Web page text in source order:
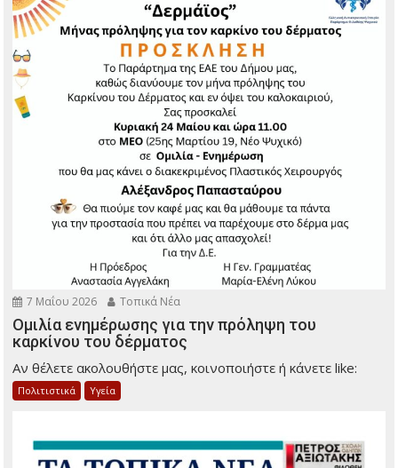
7 Μαΐου 2026 Τοπικά Νέα
Ομιλία ενημέρωσης για την πρόληψη του
καρκίνου του δέρματος
Αν θέλετε ακολουθήστε μας, κοινοποιήστε ή κάνετε like:
Πολιτιστικά Υγεία